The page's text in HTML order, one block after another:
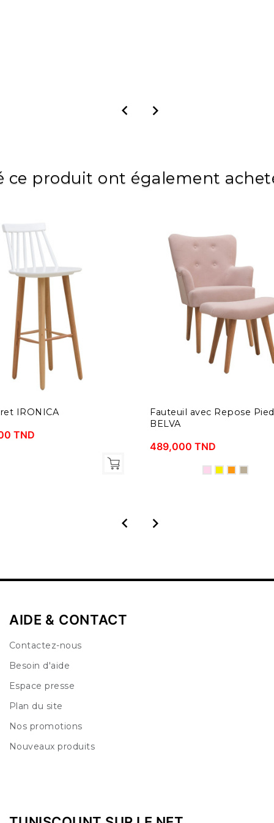
 
ce produit ont également
IRONICA
TND
Fauteuil avec Repose
BELVA
489,000 TND
 
AIDE & CONTACT
Contactez-nous
Besoin d'aide
Espace presse
Plan du site
Nos promotions
Nouveaux produits